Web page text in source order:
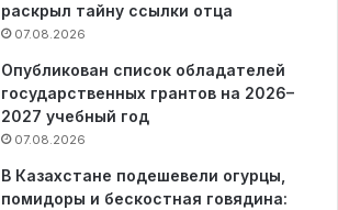
раскрыл тайну ссылки отца
07.08.2026
Опубликован список обладателей
государственных грантов на 2026–
2027 учебный год
07.08.2026
В Казахстане подешевели огурцы,
помидоры и бескостная говядина: